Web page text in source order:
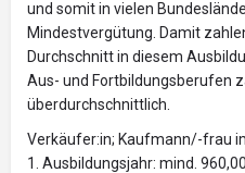
und somit in vielen
Mindestvergütung. Damit
Durchschnitt in diesem
Aus- und Fortbildungsberufen
überdurchschnittlich.
Verkäufer:in; Kaufmann/-frau
1. Ausbildungsjahr: mind.